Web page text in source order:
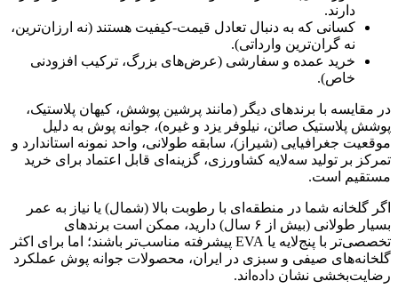
دارند.
کسانی که به دنبال تعادل قیمت-کیفیت هستند (نه ارزان‌ترین،
نه گران‌ترین وارداتی).
خرید عمده و سفارشی (عرض‌های بزرگ، ترکیب افزودنی
خاص).
در مقایسه با برندهای دیگر (مانند پرشین پوشش، کیهان پلاستیک،
پوشش پلاستیک صائن، نیلوفر یزد و غیره)، جوانه پوش به دلیل
موقعیت جغرافیایی (شیراز)، سابقه طولانی، واحد نمونه استاندارد و
تمرکز بر تولید سه‌لایه کشاورزی، گزینه‌ای قابل اعتماد برای خرید
مستقیم است.
اگر گلخانه شما در منطقه‌ای با رطوبت بالا (شمال) یا نیاز به عمر
بسیار طولانی (بیش از ۶ سال) دارید، ممکن است برندهای
تخصصی‌تر با پنج‌لایه یا EVA پیشرفته مناسب‌تر باشند؛ اما برای اکثر
گلخانه‌های صیفی و سبزی در ایران، محصولات جوانه پوش عملکرد
رضایت‌بخشی نشان داده‌اند.